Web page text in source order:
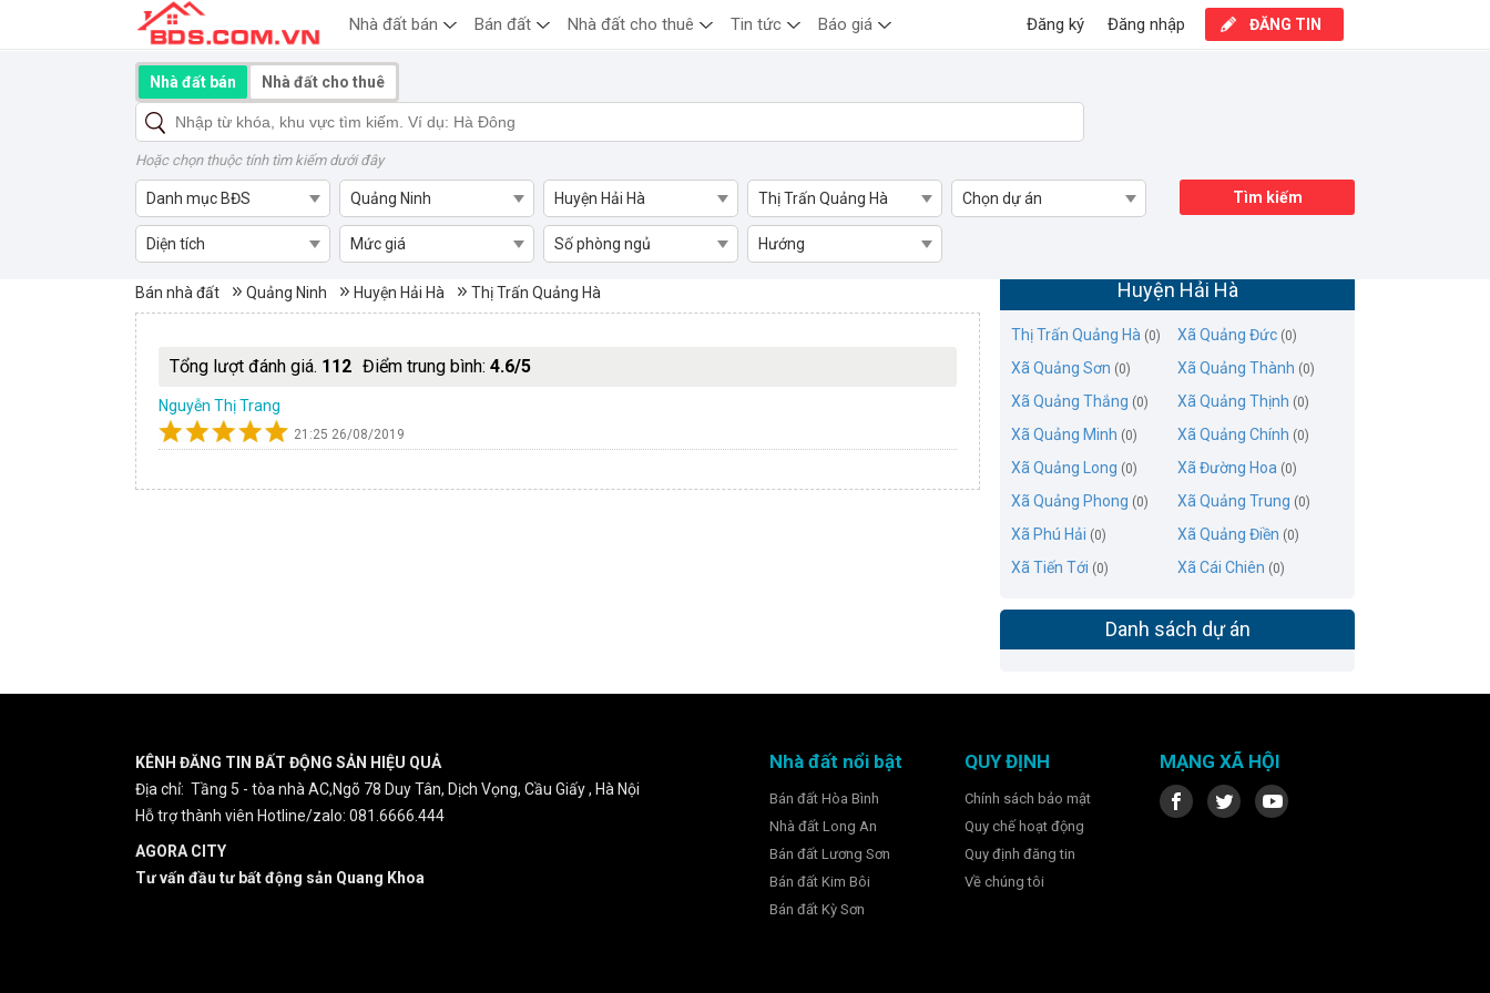
Mua bán nhà đất Thị Trấn Quảng Hà, Huyện Hải Hà
Bán nhà đất Quảng Ninh Huyện Hải Hà Thị Trấn Quảng Hà
Tổng lượt đánh giá. 112 Điểm trung bình: 4.6/5
Nguyễn Thị Trang
21:25 26/08/2019
Huyện Hải Hà
Thị Trấn Quảng Hà (0) Xã Quảng Đức (0)
Xã Quảng Sơn (0) Xã Quảng Thành (0)
Xã Quảng Thắng (0) Xã Quảng Thịnh (0)
Xã Quảng Minh (0) Xã Quảng Chính (0)
Xã Quảng Long (0) Xã Đường Hoa (0)
Xã Quảng Phong (0) Xã Quảng Trung (0)
Xã Phú Hải (0) Xã Quảng Điền (0)
Xã Tiến Tới (0) Xã Cái Chiên (0)
Danh sách dự án
Nhà đất bán Nhà đất cho thuê
Hoặc chọn thuộc tính tìm kiếm dưới đây
Danh mục BĐS Quảng Ninh Huyện Hải Hà Thị Trấn Quảng Hà Chọn dự án
Diện tích Mức giá Số phòng ngủ Hướng
Tìm kiếm
Nhà đất bán Bán đất Nhà đất cho thuê Tin tức Báo giá ĐĂNG TIN
Đăng nhập
Đăng ký
KÊNH ĐĂNG TIN BẤT ĐỘNG SẢN HIỆU QUẢ
Địa chỉ: Tầng 5 - tòa nhà AC,Ngõ 78 Duy Tân, Dịch Vọng, Cầu Giấy , Hà Nội
Hỗ trợ thành viên Hotline/zalo: 081.6666.444
AGORA CITY
Tư vấn đầu tư bất động sản Quang Khoa
Nhà đất nổi bật
Bán đất Hòa Bình
Nhà đất Long An
Bán đất Lương Sơn
Bán đất Kim Bôi
Bán đất Kỳ Sơn
QUY ĐỊNH
Chính sách bảo mật
Quy chế hoạt động
Quy định đăng tin
Về chúng tôi
MẠNG XÃ HỘI